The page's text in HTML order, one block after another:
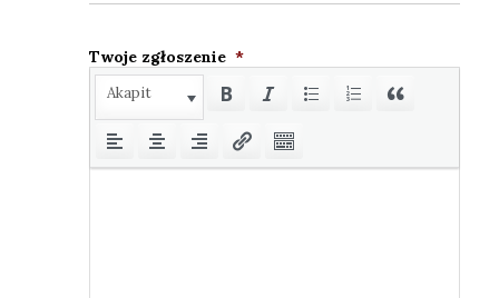
Two­je zgło­sze­nie *
Akapit